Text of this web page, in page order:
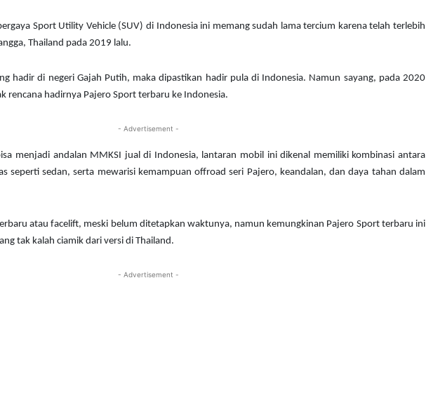
Sport Utility Vehicle (SUV) di Indonesia ini memang sudah lama tercium karena telah terlebih
Thailand pada 2019 lalu.
hadir di negeri Gajah Putih, maka dipastikan hadir pula di Indonesia. Namun sayang, pada 2020
rencana hadirnya Pajero Sport terbaru ke Indonesia.
- Advertisement -
menjadi andalan MMKSI jual di Indonesia, lantaran mobil ini dikenal memiliki kombinasi antara
seperti sedan, serta mewarisi kemampuan offroad seri Pajero, keandalan, dan daya tahan dalam
atau facelift, meski belum ditetapkan waktunya, namun kemungkinan Pajero Sport terbaru ini
tak kalah ciamik dari versi di Thailand.
- Advertisement -